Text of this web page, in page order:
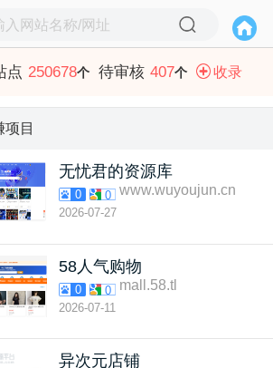
点 250678个 待审核 407个 收录
项目
无忧君的资源库
0 0 www.wuyoujun.cn
2026-07-27
58人气购物
0 0 mall.58.tl
2026-07-11
异次元店铺